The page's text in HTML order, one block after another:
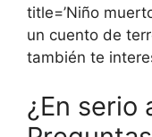
title=’Niño
un cuento de
también te
¿En serio